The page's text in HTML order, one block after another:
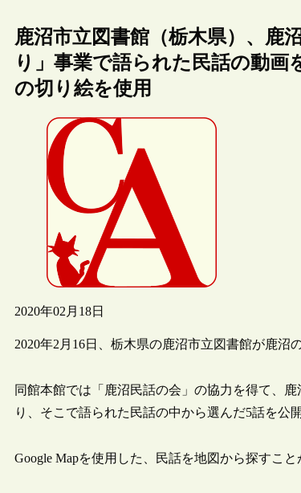
鹿沼市立図書館（栃木県）、鹿
り」事業で語られた民話の動画
の切り絵を使用
2020年02月18日
2020年2月16日、栃木県の鹿沼市立図書館が鹿沼
同館本館では「鹿沼民話の会」の協力を得て、
り、そこで語られた民話の中から選んだ5話を公
Google Mapを使用した、民話を地図から探すこ